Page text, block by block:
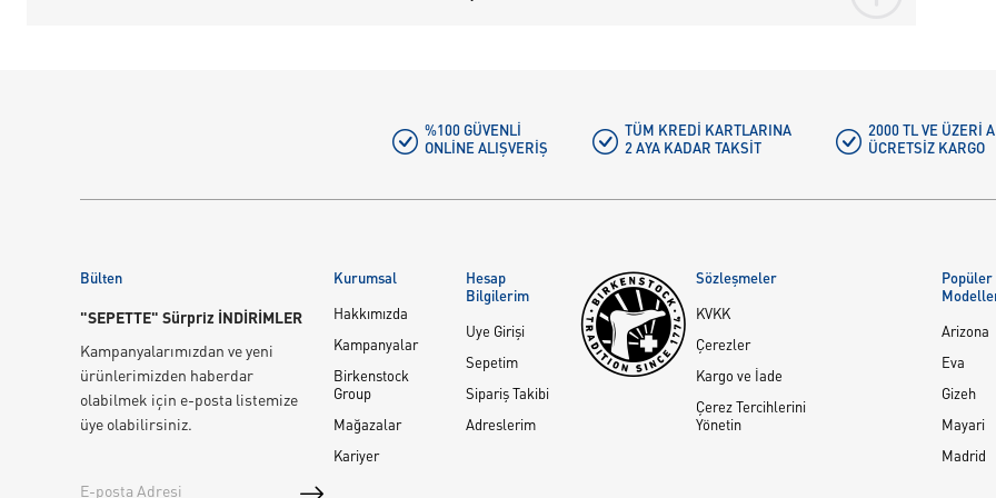
%100 GÜVENLI
ONLINE ALIŞVERIŞ
TÜM KREDI KARTLARINA
2 AYA KADAR TAKSIT
2000 TL VE ÜZERİ
ÜCRETSIZ KARGO
Bülten
"SEPETTE" Sürpriz İNDİRİMLER
Kampanyalarımızdan ve yeni
ürünlerimizden haberdar
olabilmek için e-posta listemize
üye olabilirsiniz.
Kurumsal
Hakkımızda
Kampanyalar
Birkenstock
Group
Mağazalar
Kariyer
Hesap
Bilgilerim
Üye Girişi
Sepetim
Sipariş Takibi
Adreslerim
Sözleşmeler
KVKK
Çerezler
Kargo ve İade
Çerez Tercihlerini
Yönetin
Arizona
Eva
Gizeh
Mayari
Madrid